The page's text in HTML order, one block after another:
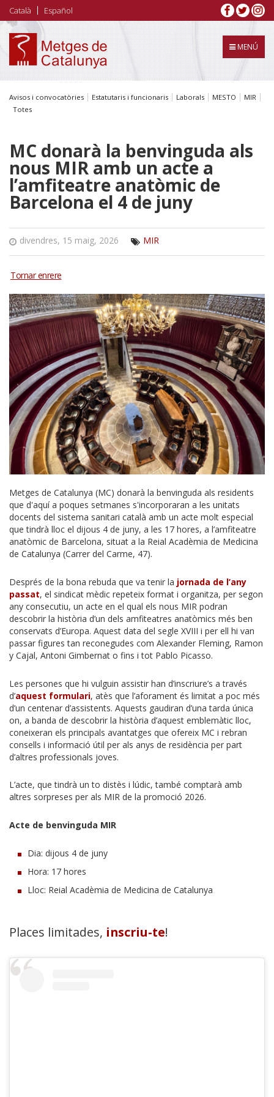
Vés
al
contingut
Català Español
MENÚ
Avisos i convocatòries Estatutaris i funcionaris Laborals MESTO
MIR
Totes
MC donarà la benvinguda als
nous MIR amb un acte a
l’amfiteatre anatòmic de
Barcelona el 4 de juny
divendres, 15 maig, 2026 MIR
Metges de Catalunya (MC) donarà la benvinguda als residents
que d'aquí a poques setmanes s'incorporaran a les unitats
docents del sistema sanitari català amb un acte molt especial
que tindrà lloc el dijous 4 de juny, a les 17 hores, a l’amfiteatre
anatòmic de Barcelona, situat a la Reial Acadèmia de Medicina
de Catalunya (Carrer del Carme, 47).
Després de la bona rebuda que va tenir la jornada de l’any
passat, el sindicat mèdic repeteix format i organitza, per segon
any consecutiu, un acte en el qual els nous MIR podran
descobrir la història d’un dels amfiteatres anatòmics més ben
conservats d’Europa. Aquest data del segle XVIII i per ell hi van
passar figures tan reconegudes com Alexander Fleming, Ramon
y Cajal, Antoni Gimbernat o fins i tot Pablo Picasso.
Les persones que hi vulguin assistir han d’inscriure’s a través
d’aquest formulari, atès que l’aforament és limitat a poc més
d’un centenar d’assistents. Aquests gaudiran d’una tarda única
on, a banda de descobrir la història d’aquest emblemàtic lloc,
coneixeran els principals avantatges que ofereix MC i rebran
consells i informació útil per als anys de residència per part
d’altres professionals joves.
L’acte, que tindrà un to distès i lúdic, també comptarà amb
altres sorpreses per als MIR de la promoció 2026.
Acte de benvinguda MIR
Dia: dijous 4 de juny
Hora: 17 hores
Lloc: Reial Acadèmia de Medicina de Catalunya
Places limitades, inscriu-te!